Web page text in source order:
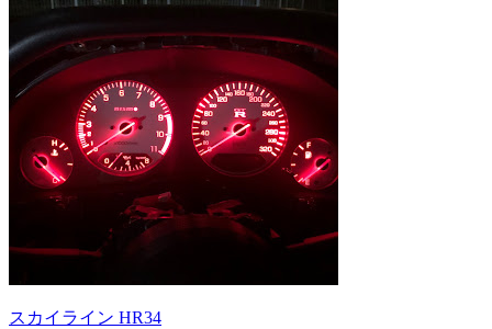
スカイライン HR34